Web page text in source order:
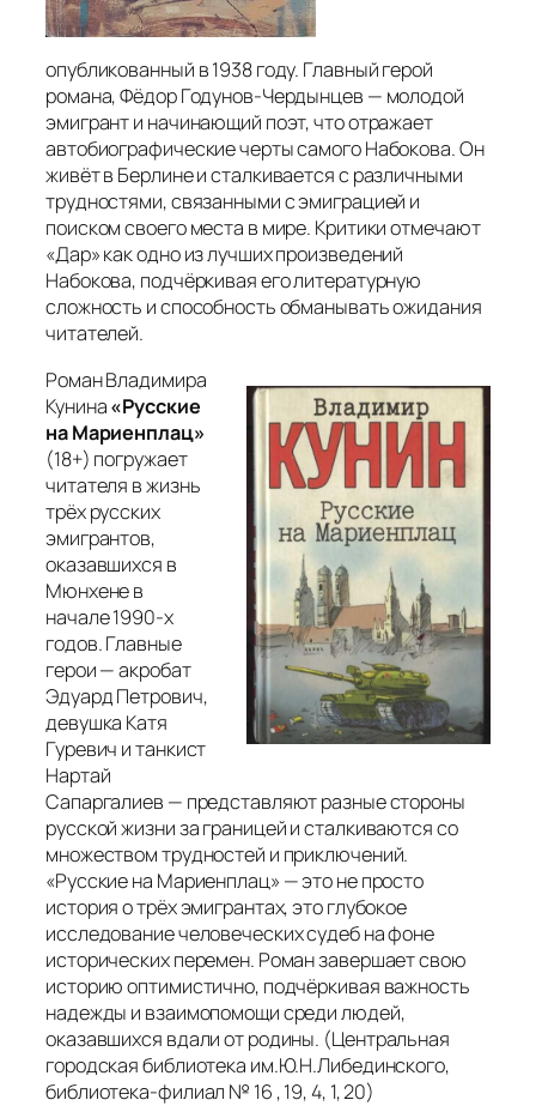
опубликованный в 1938 году. Главный герой
романа, Фёдор Годунов-Чердынцев — молодой
эмигрант и начинающий поэт, что отражает
автобиографические черты самого Набокова. Он
живёт в Берлине и сталкивается с различными
трудностями, связанными с эмиграцией и
поиском своего места в мире. Критики отмечают
«Дар» как одно из лучших произведений
Набокова, подчёркивая его литературную
сложность и способность обманывать ожидания
читателей.
Роман Владимира
Кунина«Русские
на Мариенплац»
(18+) погружает
читателя в жизнь
трёх русских
эмигрантов,
оказавшихся в
Мюнхене в
начале 1990-х
годов. Главные
герои — акробат
Эдуард Петрович,
девушка Катя
Гуревич и танкист
Нартай
Сапаргалиев — представляют разные стороны
русской жизни за границей и сталкиваются со
множеством трудностей и приключений.
«Русские на Мариенплац» — это не просто
история о трёх эмигрантах, это глубокое
исследование человеческих судеб на фоне
исторических перемен. Роман завершает свою
историю оптимистично, подчёркивая важность
надежды и взаимопомощи среди людей,
оказавшихся вдали от родины. (Центральная
городская библиотека им.Ю.Н.Либединского,
библиотека-филиал № 16 , 19, 4, 1, 20)